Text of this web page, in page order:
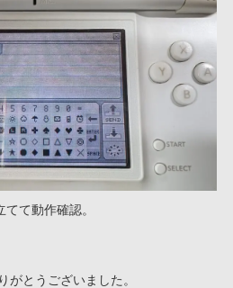
てて動作確認。
がとうございました。